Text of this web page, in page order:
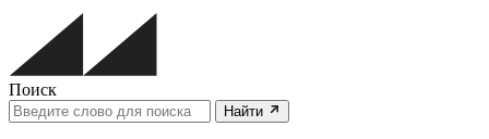
Поиск
Найти